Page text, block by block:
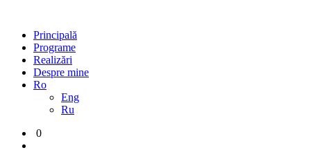
Principală
Programe
Realizări
Despre mine
Ro
Eng
Ru
0